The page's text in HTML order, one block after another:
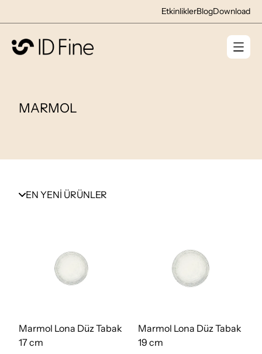
EtkinliklerBlogDownload
MARMOL
EN YENİ ÜRÜNLER
Marmol Lona Düz Tabak
17 cm
Marmol Lona Düz Tabak
19 cm